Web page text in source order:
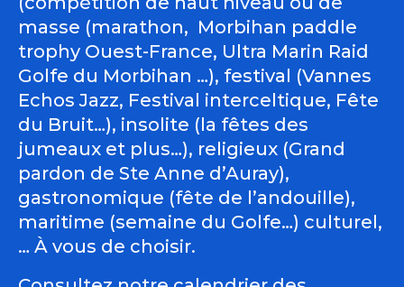
masse (marathon, Morbihan paddle
trophy Ouest-France, Ultra Marin Raid
Golfe du Morbihan …), festival (Vannes
Echos Jazz, Festival interceltique, Fête
du Bruit…), insolite (la fêtes des
jumeaux et plus…), religieux (Grand
pardon de Ste Anne d’Auray),
gastronomique (fête de l’andouille),
maritime (semaine du Golfe…) culturel,
… À vous de choisir.